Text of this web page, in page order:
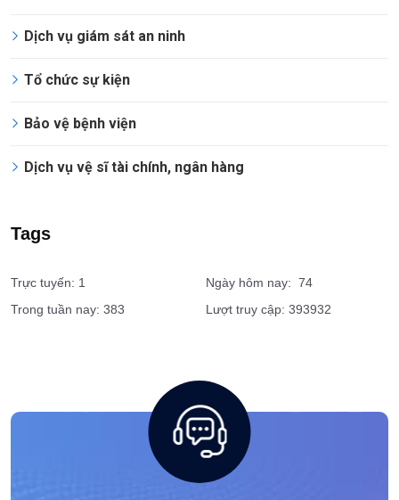
Dịch vụ
Vệ sĩ doanh nghiệp
Vệ sĩ cá nhân
Dịch vụ giám sát an ninh
Trực tuyến: 1
Ngày hôm nay: 74
Lượt truy cập: 393932